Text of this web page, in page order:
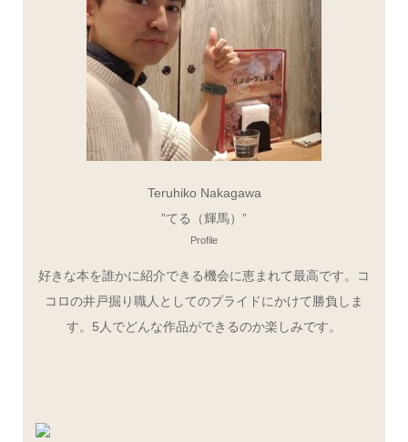
Teruhiko Nakagawa
”てる（輝馬）”
Profile
好きな本を誰かに紹介できる機会に恵まれて最高です。コ
コロの井戸掘り職人としてのプライドにかけて勝負しま
す。5人でどんな作品ができるのか楽しみです。